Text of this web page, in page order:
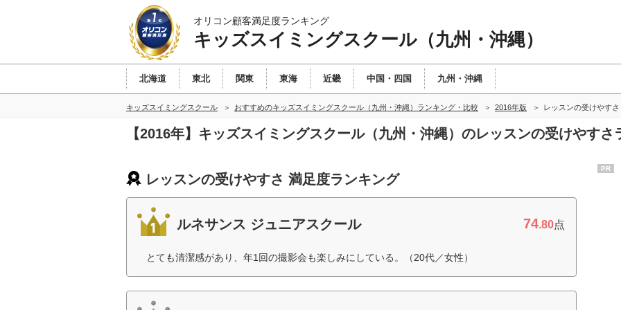
オリコン顧客満足度ランキング
キッズスイミングスクール（九州・沖縄）
北海道 東北 関東 東海 近畿 中国・四国 九州・沖縄
キッズスイミングスクール おすすめのキッズスイミングスクール（九州・沖縄）ランキング・比較 2016年版 レッスンの受けやすさ
【2016年】キッズスイミングスクール（九州・沖縄）のレッスンの受けやすさ
レッスンの受けやすさ 満足度ランキング
ルネサンス ジュニアスクール 74.80点
とても清潔感があり、年1回の撮影会も楽しみにしている。（20代／女性）
PR